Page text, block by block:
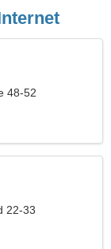
48-52
22-33